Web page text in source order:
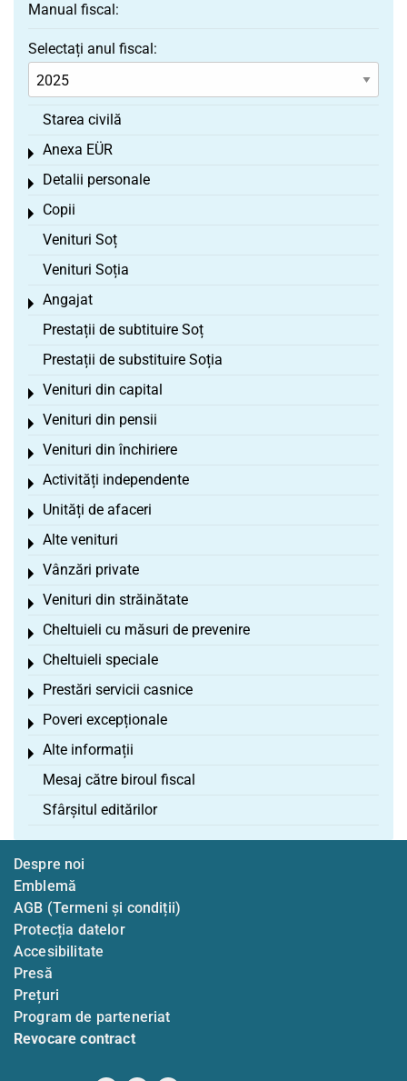
Manual fiscal:
Selectați anul fiscal:
Starea civilă
Anexa EÜR
Toggle menu
Detalii personale
Toggle menu
Copii
Toggle menu
Venituri Soț
Venituri Soția
Angajat
Toggle menu
Prestații de subtituire Soț
Prestații de substituire Soția
Venituri din capital
Toggle menu
Venituri din pensii
Toggle menu
Venituri din închiriere
Toggle menu
Activități independente
Toggle menu
Unități de afaceri
Toggle menu
Alte venituri
Toggle menu
Vânzări private
Toggle menu
Venituri din străinătate
Toggle menu
Cheltuieli cu măsuri de prevenire
Toggle menu
Cheltuieli speciale
Toggle menu
Prestări servicii casnice
Toggle menu
Poveri excepționale
Toggle menu
Alte informații
Toggle menu
Mesaj către biroul fiscal
Sfârșitul editărilor
Despre noi
Emblemă
AGB (Termeni și condiții)
Protecția datelor
Accesibilitate
Presă
Prețuri
Program de parteneriat
Revocare contract